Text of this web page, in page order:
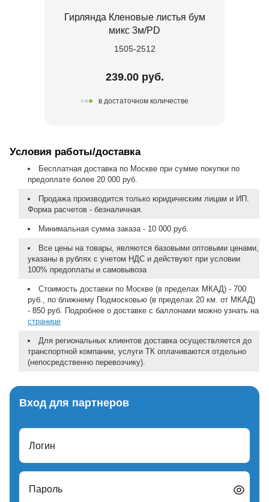
Гирлянда Кленовые листья бум
микс 3м/PD
1505-2512
239.00 руб.
в достаточном количестве
Условия работы/доставка
Бесплатная доставка по Москве при сумме покупки по
предоплате более 20 000 руб.
Продажа производится только юридическим лицам и ИП.
Форма расчетов - безналичная.
Минимальная сумма заказа - 10 000 руб.
Все цены на товары, являются базовыми оптовыми ценами,
указаны в рублях с учетом НДС и действуют при условии
100% предоплаты и самовывоза
Стоимость доставки по Москве (в пределах МКАД) - 700
руб., по ближнему Подмосковью (в пределах 20 км. от МКАД)
- 850 руб. Подробнее о доставке с баллонами можно узнать на
странице
Для региональных клиентов доставка осуществляется до
транспортной компании, услуги ТК оплачиваются отдельно
(непосредственно перевозчику).
Вход для партнеров
Логин
Пароль